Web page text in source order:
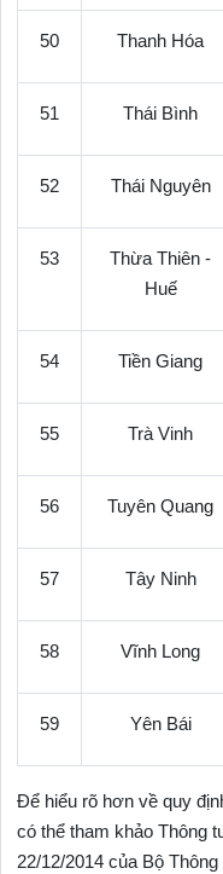
50 Thanh Hóa
51 Thái Bình
52 Thái Nguyên
53
Thừa Thiên -
Huế
54 Tiền Giang
55 Trà Vinh
56 Tuyên Quang
57 Tây Ninh
58 Vĩnh Long
59 Yên Bái
Để hiểu rõ hơn về quy
có thể tham khảo Thông
22/12/2014 của Bộ